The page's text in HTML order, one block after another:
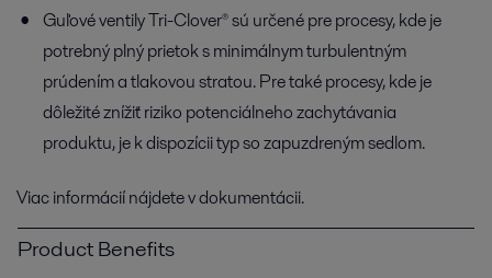
Guľové ventily Tri-Clover® sú určené pre procesy, kde je
potrebný plný prietok s minimálnym turbulentným
prúdením a tlakovou stratou. Pre také procesy, kde je
dôležité znížiť riziko potenciálneho zachytávania
produktu, je k dispozícii typ so zapuzdreným sedlom.
Viac informácií nájdete v dokumentácii.
Product Benefits